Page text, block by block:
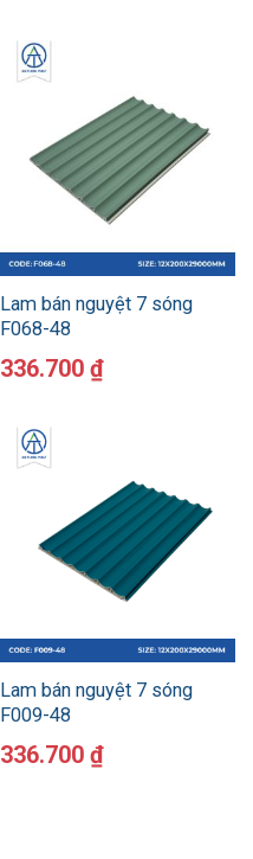
Lam bán nguyệt 7 sóng
F068-48
336.700 ₫
Lam bán nguyệt 7 sóng
F009-48
336.700 ₫